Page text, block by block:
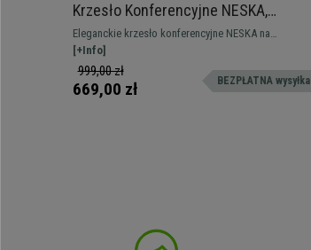
Krzesło Konferencyjne NESKA,
Drewno kolor Orzech, Ekoskóra kolor
Czarny
Eleganckie krzesło konferencyjne NESKA na
drewnianym stelażu w obiciu z imitacji skóry.
Wyjątkowy model, idealny, aby dodać odrobinę stylu
i osobowości do Twojego biura lub gabinetu.
[+Info]
999,00 zł
669,00 zł BEZPŁATNA wysyłka